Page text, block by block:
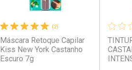
(2)
Máscara Retoque Capilar
Kiss New York Castanho
Escuro 7g